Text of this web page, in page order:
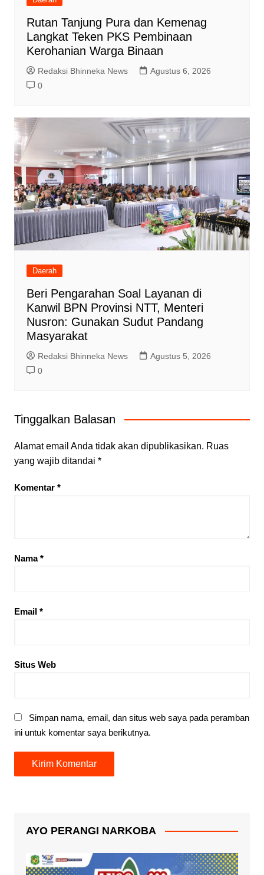
Rutan Tanjung Pura dan Kemenag
Langkat Teken PKS Pembinaan
Kerohanian Warga Binaan
Redaksi Bhinneka News
Agustus 6, 2026
0
Daerah
Beri Pengarahan Soal Layanan di
Kanwil BPN Provinsi NTT, Menteri
Nusron: Gunakan Sudut Pandang
Masyarakat
Redaksi Bhinneka News
Agustus 5, 2026
0
Tinggalkan Balasan
Alamat email Anda tidak akan dipublikasikan. Ruas
yang wajib ditandai *
Komentar *
Nama*
Email *
Situs Web
Simpan nama, email, dan situs web saya pada peramban
ini untuk komentar saya berikutnya.
AYO PERANGI NARKOBA